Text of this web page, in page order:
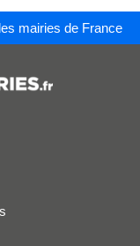
mairies de France